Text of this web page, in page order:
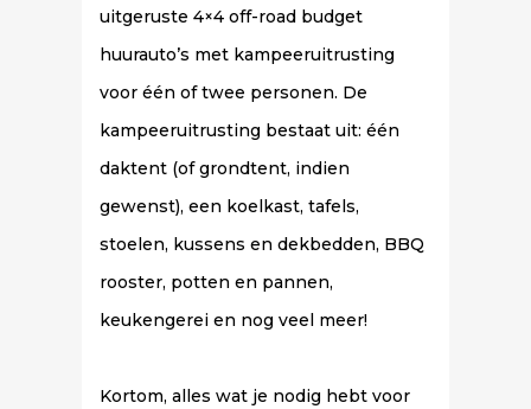
uitgeruste 4×4 off-road budget
huurauto’s met kampeeruitrusting
voor één of twee personen. De
kampeeruitrusting bestaat uit: één
daktent (of grondtent, indien
gewenst), een koelkast, tafels,
stoelen, kussens en dekbedden, BBQ
rooster, potten en pannen,
keukengerei en nog veel meer!
Kortom, alles wat je nodig hebt voor